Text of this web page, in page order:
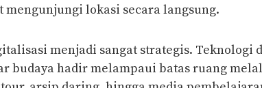
mengunjungi lokasi secara langsung.
menjadi sangat strategis. Teknologi
budaya hadir melampaui batas ruang